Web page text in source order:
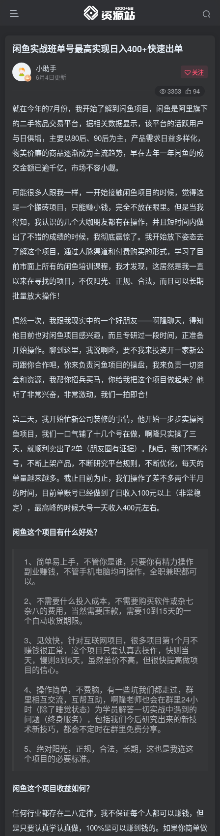
闲鱼实战班单号最高实现日入400+快速出单
小助手
6月4日更新
关注
3353 94
就在今年的7月份，我开始了解到闲鱼项目，闲鱼是阿里旗下
的二手物品交易平台，据相关数据显示，该平台的活跃用户
与日俱增，主要以80后、90后为主，产品需求日益多样化，
物美价廉的商品逐渐成为主流趋势，早在去年一年闲鱼的成
交金额已逾千亿，市场不容小觑。
可能很多人跟我一样，一开始接触闲鱼项目的时候，觉得这
是一个搬砖项目，只能赚小钱，完全不放在眼里。但是当我
得知，我认识的几个大咖朋友都有在操作，并且短时间内做
出了不错的成绩的时候，我彻底震惊了。我开始放下姿态去
了解这个项目，通过人脉渠道和付费购买的形式，学习了目
前市面上所有的闲鱼培训课程，我才发现，这居然是我一直
以来在寻找的项目，不仅阳光、正规、合法，而且可以长期
批量放大操作！
偶然一次，我跟我现实中的一个好朋友——啊隆聊天，得知
他目前也对闲鱼项目感兴趣，而且专研过一段时间，正准备
开始操作。聊到这里，我说啊隆，要不我来投资开一家新公
司跟你合作吧，你来负责闲鱼项目的操盘，我来负责一切资
金和资源，我帮你招兵买马，你给我把这个项目做起来？他
听了非常兴奋，非常激动，我们一拍即合！
第二天，我开始忙新公司装修的事情，他开始一步步实操闲
鱼项目，我们一口气铺了十几个号在做，啊隆只实操了三
天，就顺利卖出了2单（朋友圈有证据）。随后，我们不断养
号，不断上架产品，不断研究平台规则，不断优化，每天的
单量越来越多。截止目前为止，我们操作了差不多两个半月
的时间，目前单账号已经做到了日收入100元以上（非常稳
定），最高峰的时候大号一天收入400元左右。
闲鱼这个项目有什么好处？
1、简单易上手，不管你是谁，只要你有精力操作
副业赚钱，不管手机电脑均可操作，全职兼职都可
以。
2、不需要什么投入成本，不需要购买软件或杂七
杂八的费用，当然需要压款，需要10到15天的一
个自动收货期限。
3、见效快，针对互联网项目，很多项目第1个月不
赚钱很正常，这个项目只要认真去操作，快则当
天，慢则3到5天，虽然单价不高，但很快提高做项
目的信心。
4、操作简单，不费脑，有一些坑我们都走过，群
里相互交流，互帮互助，啊隆老师也会在群里24小
时（除了睡觉状态）为学员解答一切实战中遇到的
问题（终身服务），包括我们今后研究出来的新技
术新技巧，都会不定时在群里免费分享。
5、绝对阳光，正规，合法，长期，这也是我选这
个项目的必要标准。
闲鱼这个项目收益如何？
任何行业都存在二八定律，我不保证每个人都可以赚钱，但
是只要认真学认真做，100%是可以赚到钱的。如果你简单做